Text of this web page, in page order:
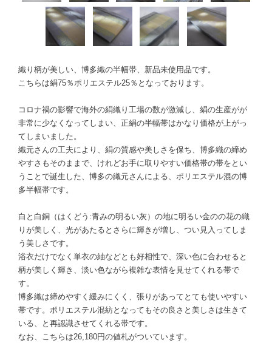
織り柄が美しい、博多織の半幅帯、新品未使用品です。
こちらは絹75％ポリエステル25％となっております。
コロナ禍の影響で海外の絹織り工場の数が激減し、絹の生産がが
非常に少なくなってしまい、正絹の半幅帯はかなり価格が上がっ
てしまいました。
織元さんの工夫により、絹の質感や美しさを保ち、博多織の締め
やすさもそのままで、けれどお手に取りやすい価格帯の帯をとい
うことで誕生した、博多の織元さんによる、ポリエステル混の博
多半幅帯です。
白と白銅（はくどう:青みの明るい灰）の地に明るい金のの花の織
りが美しく、光があたるとさらに輝きが増し、つい見入ってしま
う美しさです。
浴衣だけでなく単衣の紬などとも好相性で、深い色に合わせると
柄が美しく輝き、淡い色ながら複雑な表情を見せてくれる帯で
す。
博多織は締めやすく緩みにくく、張りがあってとても使いやすい
帯です。ポリエステル混紡となってもその良さと美しさは生きて
いる、と再認識させてくれる帯です。
なお、こちらは26,180円の値札がついています。